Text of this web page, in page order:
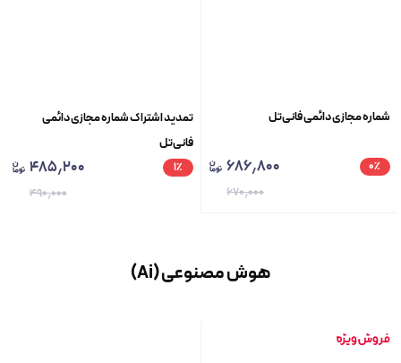
شماره مجازی دائمی فانی‌تل
۰٪ ۶۸۶٫۸۰۰
۶۷۰٫۰۰۰
تمدید اشتراک شماره مجازی دائمی
فانی‌تل
۱٪ ۴۸۵٫۲۰۰
۴۹۰٫۰۰۰
هوش مصنوعی (Ai)